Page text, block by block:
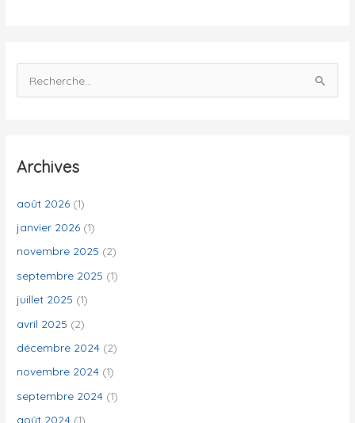
e
e
c
h
:
Archives
août 2026 (1)
janvier 2026 (1)
novembre 2025 (2)
septembre 2025 (1)
juillet 2025 (1)
avril 2025 (2)
décembre 2024 (2)
novembre 2024 (1)
septembre 2024 (1)
août 2024 (1)